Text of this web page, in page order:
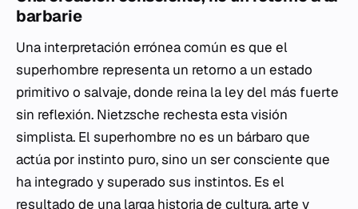
barbarie
Una interpretación errónea común es que el
superhombre representa un retorno a un estado
primitivo o salvaje, donde reina la ley del más fuerte
sin reflexión. Nietzsche rechesta esta visión
simplista. El superhombre no es un bárbaro que
actúa por instinto puro, sino un ser consciente que
ha integrado y superado sus instintos. Es el
resultado de una larga historia de cultura, arte y